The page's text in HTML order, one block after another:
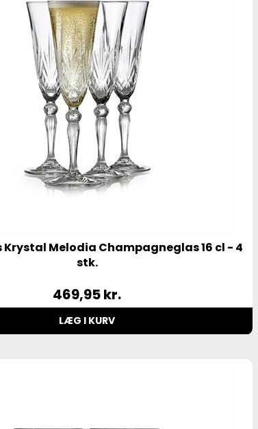
Krystal Melodia Champagneglas 16 cl - 4
stk.
469,95kr.
LÆG I KURV